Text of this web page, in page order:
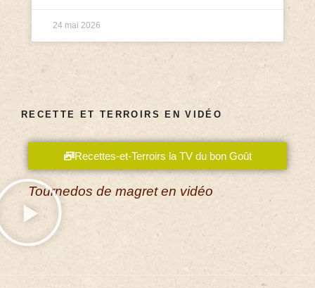
24 mai 2026
RECETTE ET TERROIRS EN VIDÉO
Recettes-et-Terroirs la TV du bon Goût
Tournedos de magret en vidéo